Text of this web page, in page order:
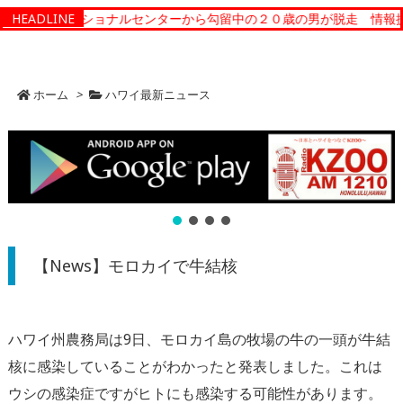
HEADLINE
ィーコレクショナルセンターから勾留中の２０歳の男が脱走 情報提
ホーム > ハワイ最新ニュース
【News】モロカイで牛結核
ハワイ州農務局は9日、モロカイ島の牧場の牛の一頭が牛結
核に感染していることがわかったと発表しました。これは
ウシの感染症ですがヒトにも感染する可能性があります。